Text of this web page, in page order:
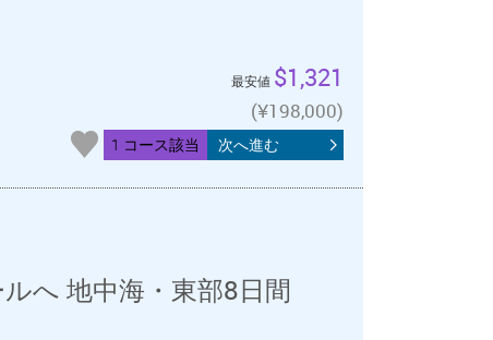
最安値 $1,321
(¥198,000)
1 コース該当 次へ進む
へ 地中海・東部8日間